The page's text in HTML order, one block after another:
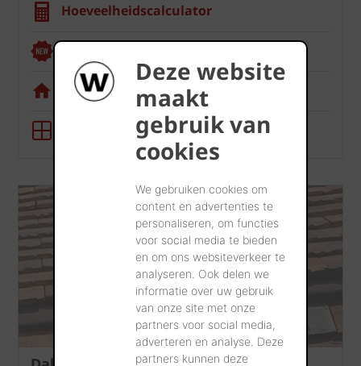
Deze website
maakt
gebruik van
cookies
We gebruiken cookies om
content en advertenties te
personaliseren, om functies
voor social media te bieden
en om ons websiteverkeer te
analyseren. Ook delen we
informatie over uw gebruik
van onze site met onze
partners voor social media,
adverteren en analyse. Deze
partners kunnen deze
Hoeveelheidscalculator
Visualisatietool